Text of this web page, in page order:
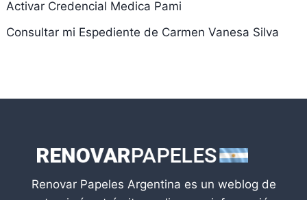
Activar Credencial Medica Pami
Consultar mi Espediente de Carmen Vanesa Silva
Renovar Papeles Argentina es un weblog de